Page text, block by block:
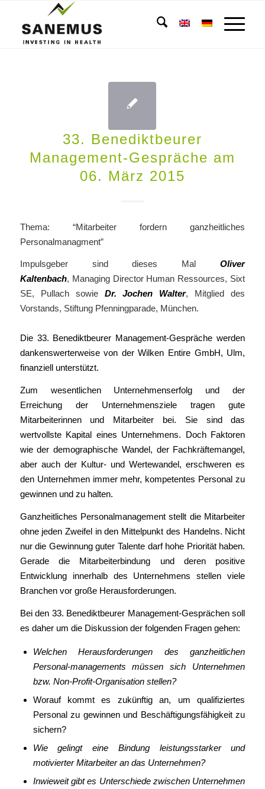
33. Benediktbeurer
Management-Gespräche am
06. März 2015
Thema: “Mitarbeiter fordern ganzheitliches
Personalmanagment”
Impulsgeber sind dieses MalOliver
Kaltenbach, Managing Director Human Ressources, Sixt
SE, Pullach sowie Dr. Jochen Walter, Mitglied des
Vorstands, Stiftung Pfenningparade, München.
Die 33. Benediktbeurer Management-Gespräche werden
dankenswerter­weise von der Wilken Entire GmbH, Ulm,
finanziell unterstützt.
Zum wesentlichen Unternehmenserfolg und der
Erreichung der Unternehmensziele tragen gute
Mitarbeiterinnen und Mitarbeiter bei. Sie sind das
wertvollste Kapital eines Unternehmens. Doch Faktoren
wie der demographische Wandel, der Fachkräftemangel,
aber auch der Kultur- und Wertewandel, erschweren es
den Unternehmen immer mehr, kompetentes Personal zu
gewinnen und zu halten.
Ganzheitliches Personalmanagement stellt die Mitarbeiter
ohne jeden Zweifel in den Mittelpunkt des Handelns. Nicht
nur die Gewinnung guter Talente darf hohe Priorität haben.
Gerade die Mitarbeiterbindung und deren positive
Entwicklung innerhalb des Unternehmens stellen viele
Branchen vor große Herausforderungen.
Bei den 33. Benediktbeurer Management-Gesprächen soll
es daher um die Diskussion der folgenden Fragen gehen:
Welchen Herausforderungen des ganzheitlichen
Personal-managements müssen sich Unternehmen
bzw. Non-Profit-Organisation stellen?
Worauf kommt es zukünftig an, um qualifiziertes
Personal zu gewinnen und Beschäftigungsfähigkeit zu
sichern?
Wie gelingt eine Bindung leistungsstarker und
motivierter Mitarbeiter an das Unternehmen?
Inwieweit gibt es Unterschiede zwischen Unternehmen